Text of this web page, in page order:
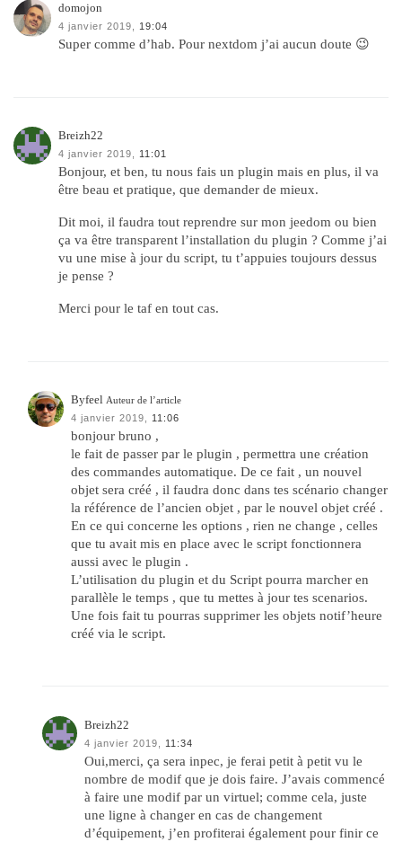
domojon
4 janvier 2019, 19:04
Super comme d’hab. Pour nextdom j’ai aucun doute 😉
Breizh22
4 janvier 2019, 11:01
Bonjour, et ben, tu nous fais un plugin mais en plus, il va
être beau et pratique, que demander de mieux.
Dit moi, il faudra tout reprendre sur mon jeedom ou bien
ça va être transparent l’installation du plugin ? Comme j’ai
vu une mise à jour du script, tu t’appuies toujours dessus
je pense ?
Merci pour le taf en tout cas.
Byfeel Auteur de l’article
4 janvier 2019,
11:06
bonjour bruno ,
le fait de passer par le plugin , permettra une création
des commandes automatique. De ce fait , un nouvel
objet sera créé , il faudra donc dans tes scénario changer
la référence de l’ancien objet , par le nouvel objet créé .
En ce qui concerne les options , rien ne change , celles
que tu avait mis en place avec le script fonctionnera
aussi avec le plugin .
L’utilisation du plugin et du Script pourra marcher en
parallèle le temps , que tu mettes à jour tes scenarios.
Une fois fait tu pourras supprimer les objets notif’heure
créé via le script.
Breizh22
4 janvier 2019, 11:34
Oui,merci, ça sera inpec, je ferai petit à petit vu le
nombre de modif que je dois faire. J’avais commencé
à faire une modif par un virtuel; comme cela, juste
une ligne à changer en cas de changement
d’équipement, j’en profiterai également pour finir ce